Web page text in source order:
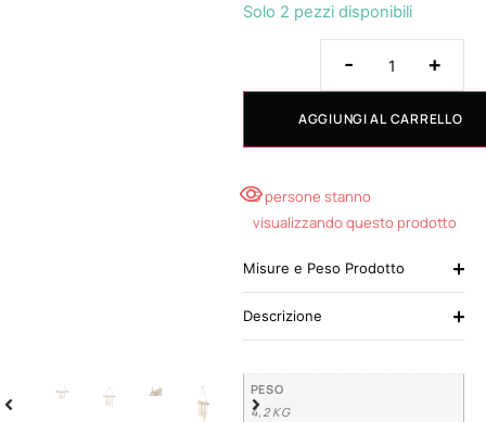
Solo 2 pezzi disponibili
- +
AGGIUNGI AL CARRELLO
5 persone stanno
visualizzando questo prodotto
Misure e Peso Prodotto
Descrizione
PESO
4,2 KG